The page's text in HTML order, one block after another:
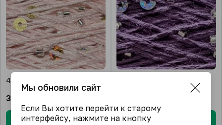
444-21-H8512
3 100.00
В корзину В корзину
Мы обновили сайт
Если Вы хотите перейти к старому
интерфейсу, нажмите на кнопку